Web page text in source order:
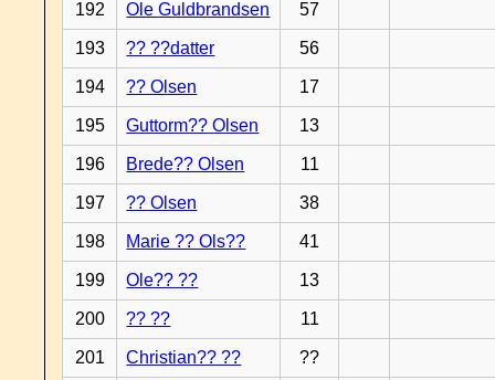
192 Ole Guldbrandsen 57
193 ?? ??datter 56
194 ?? Olsen 17
195 Guttorm?? Olsen 13
196 Brede?? Olsen 11
197 ?? Olsen 38
198 Marie ?? Ols?? 41
199 Ole?? ?? 13
200 ?? ?? 11
201 Christian?? ?? ??